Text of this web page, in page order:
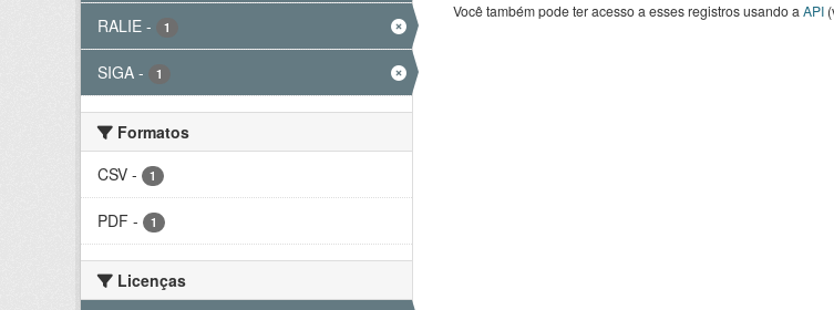
RALIE - 1
SIGA - 1
Formatos
CSV - 1
PDF - 1
Licenças
Você também pode ter acesso a esses registros usando a API